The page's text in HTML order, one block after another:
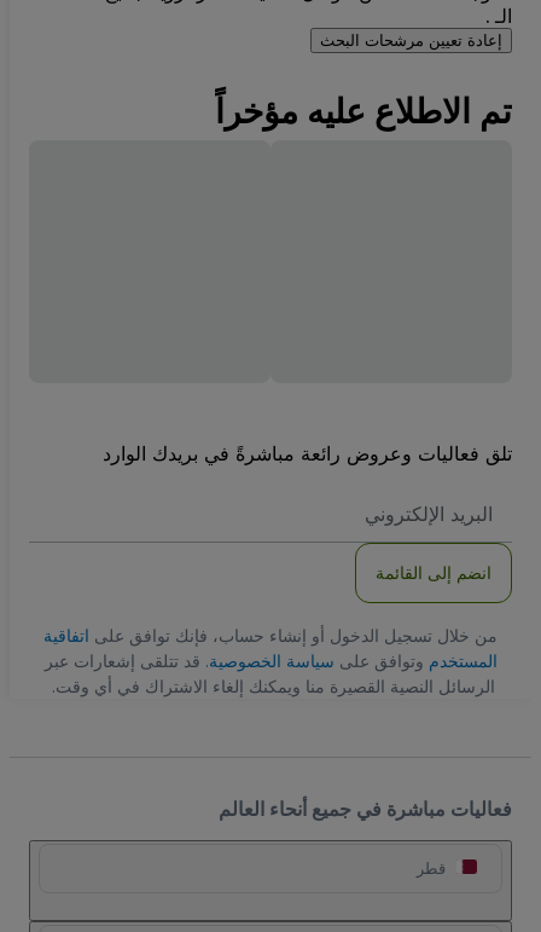
الـ .
إعادة تعيين مرشحات البحث
تم الاطلاع عليه مؤخراً
تلق فعاليات وعروض رائعة مباشرةً في بريدك الوارد
الاكتروني
انضم إلى القائمة
من خلال تسجيل الدخول أو إنشاء حساب، فإنك توافق على اتفاقية
المستخدم وتوافق على سياسة الخصوصية. قد تتلقى إشعارات عبر
الرسائل النصية القصيرة منا ويمكنك إلغاء الاشتراك في أي وقت.
فعاليات مباشرة في جميع أنحاء العالم
قطر